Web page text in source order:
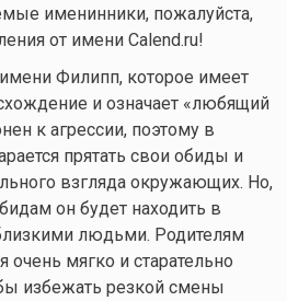
именинники, пожалуйста,
от имени Calend.ru!
Филипп, которое имеет
и означает «любящий
к агрессии, поэтому в
прятать свои обиды и
взгляда окружающих. Но,
он будет находить в
людьми. Родителям
мягко и старательно
избежать резкой смены